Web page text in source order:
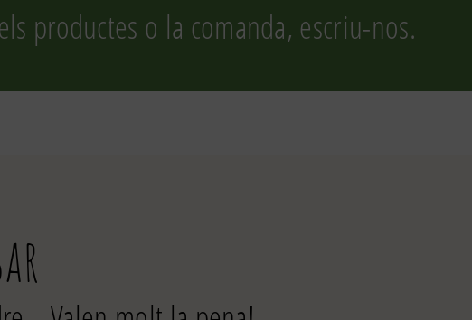
productes o la comanda, escriu-nos.